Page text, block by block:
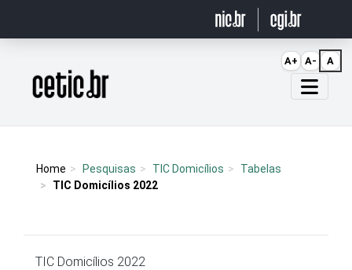
Página inicial
Home Pesquisas TIC Domicílios
Tabelas
TIC Domicílios 2022
TIC Domicílios 2022
A+ A- A